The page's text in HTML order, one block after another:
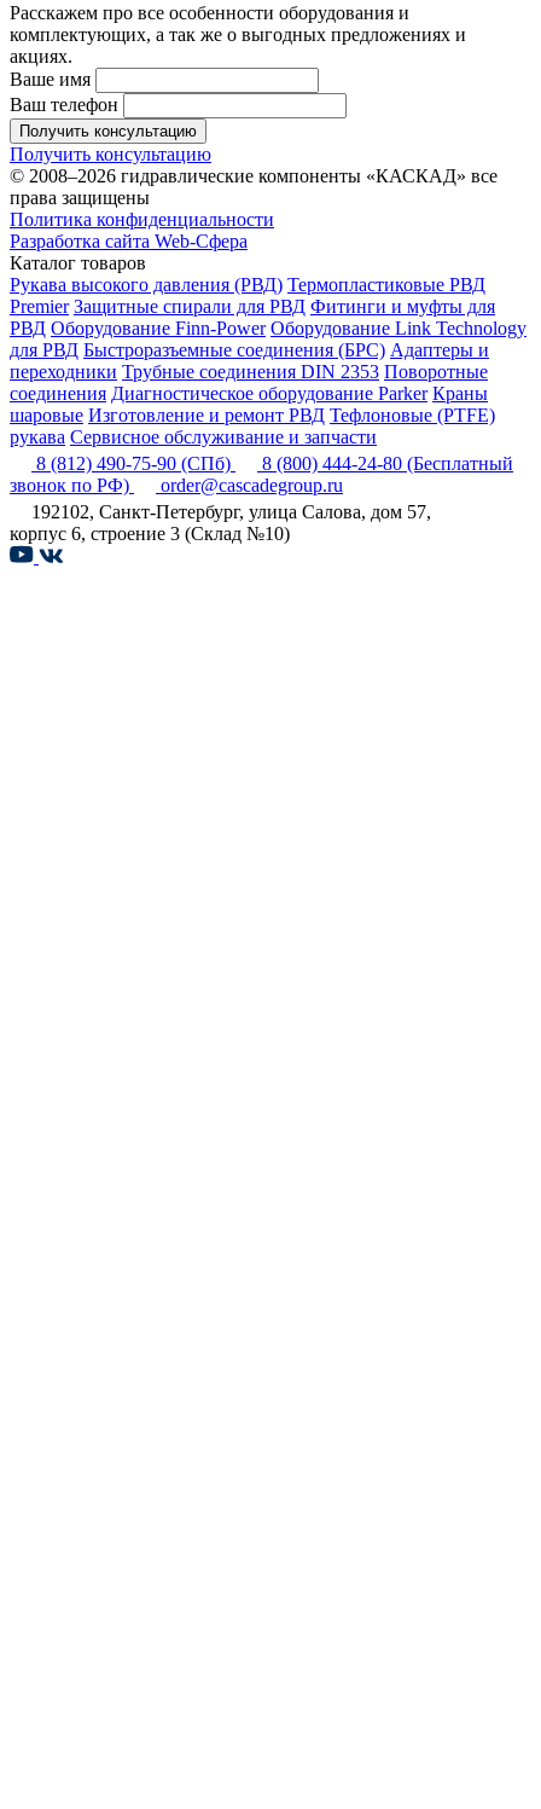
Расскажем про все особенности оборудования и
комплектующих, а так же о выгодных предложениях и
акциях.
Ваше имя
Ваш телефон
Получить консультацию
Получить консультацию
© 2008–2026 гидравлические компоненты «КАСКАД» все
права защищены
Политика конфиденциальности
Разработка сайта Web-Сфера
Каталог товаров
Рукава высокого давления (РВД) Термопластиковые РВД
Premier Защитные спирали для РВД Фитинги и муфты для
РВД Оборудование Finn-Power Оборудование Link Technology
для РВД Быстроразъемные соединения (БРС) Адаптеры и
переходники Трубные соединения DIN 2353 Поворотные
соединения Диагностическое оборудование Parker Краны
шаровые Изготовление и ремонт РВД Тефлоновые (PTFE)
рукава Сервисное обслуживание и запчасти
8 (812) 490-75-90 (СПб) 8 (800) 444-24-80 (Бесплатный
звонок по РФ)
order@cascadegroup.ru
192102, Санкт-Петербург, улица Салова, дом 57,
корпус 6, строение 3 (Склад №10)